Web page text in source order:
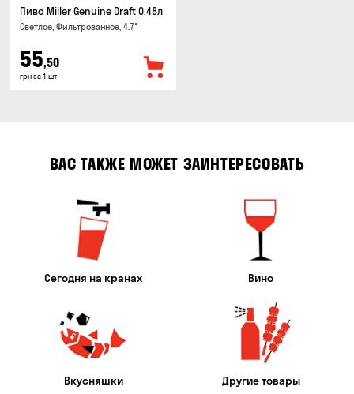
Пиво Miller Genuine Draft 0.48л
Светлое, Фильтрованное, 4.7°
55,50
грн за 1 шт
ВАС ТАКЖЕ МОЖЕТ ЗАИНТЕРЕСОВАТЬ
Сегодня на кранах Вино
Вкусняшки Другие товары